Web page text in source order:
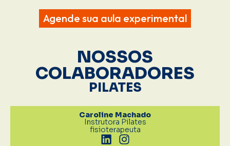
Agende sua aula experimental
NOSSOS
COLABORADORES
PILATES
Caroline Machado
Instrutora Pilates
fisioterapeuta